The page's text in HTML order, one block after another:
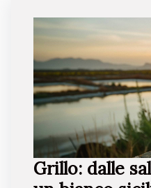
Grillo: dalle